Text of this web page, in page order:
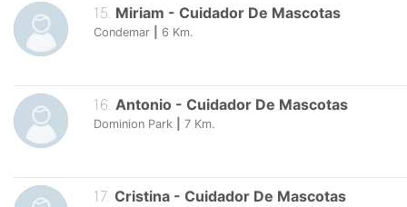
15 Miriam - Cuidador De Mascotas
Condemar 6 Km.
16 Antonio - Cuidador De Mascotas
Dominion Park 7 Km.
17. Cristina - Cuidador De Mascotas